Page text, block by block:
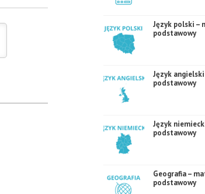
Język polski –
podstawowy
Język
podstawowy
Język
podstawowy
Geografia –
podstawowy